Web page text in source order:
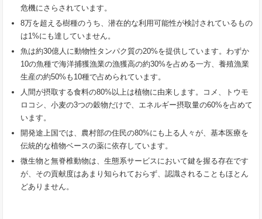
危機にさらされています。
8万を超える樹種のうち、潜在的な利用可能性が検討されているもの
は1%にも達していません。
魚は約30億人に動物性タンパク質の20%を提供しています。わずか
10の魚種で海洋捕獲漁業の漁獲高の約30%を占める一方、養殖漁業
生産の約50%も10種で占められています。
人間が摂取する食料の80%以上は植物に由来します。コメ、トウモ
ロコシ、小麦の3つの穀物だけで、エネルギー摂取量の60%を占めて
います。
開発途上国では、農村部の住民の80%にも上る人々が、基本医療を
伝統的な植物ベースの薬に依存しています。
微生物と無脊椎動物は、生態系サービスにおいて鍵を握る存在です
が、その貢献度はあまり知られておらず、認識されることもほとん
どありません。